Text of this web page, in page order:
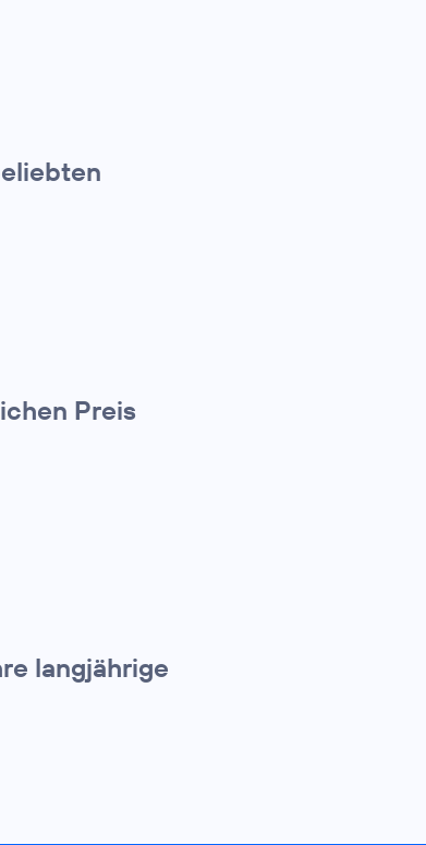
Preis
langjährige